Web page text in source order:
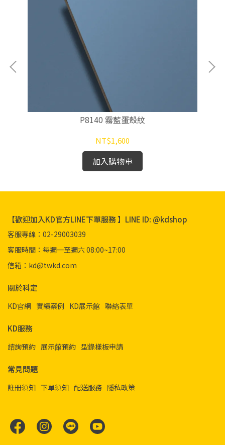
P8140 霧藍蛋殼紋
NT$1,600
加入購物車
【歡迎加入KD官方LINE下單服務 】LINE ID: @kdshop
客服專線：02-29003039
客服時間：每週一至週六 08:00~17:00
信箱：kd@twkd.com
關於科定
KD官網 實績案例 KD展示館 聯絡表單
KD服務
諮詢預約 展示館預約 型錄樣板申請
常見問題
註冊須知 下單須知 配送服務 隱私政策